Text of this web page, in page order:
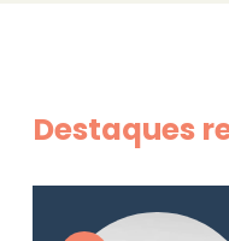
Destaques